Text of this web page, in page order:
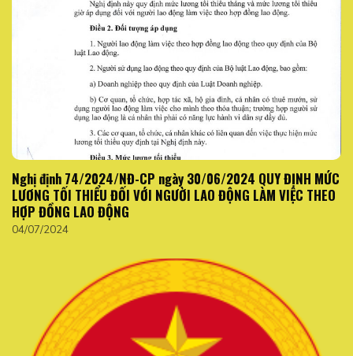
Nghị định 74/2024/NĐ-CP ngày 30/06/2024 QUY ĐỊNH MỨC
LƯƠNG TỐI THIỂU ĐỐI VỚI NGƯỜI LAO ĐỘNG LÀM VIỆC THEO
HỢP ĐỒNG LAO ĐỘNG
04/07/2024